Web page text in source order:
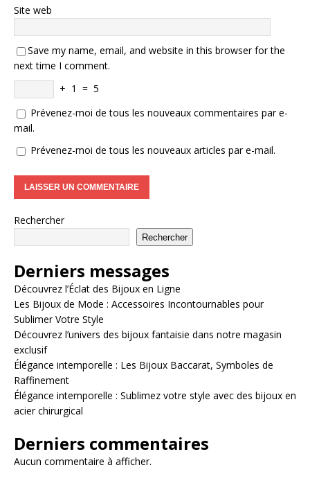
Site web
Save my name, email, and website in this browser for the
next time I comment.
+ 1 = 5
Prévenez-moi de tous les nouveaux commentaires par e-
mail.
Prévenez-moi de tous les nouveaux articles par e-mail.
Rechercher
Rechercher
Derniers messages
Découvrez l’Éclat des Bijoux en Ligne
Les Bijoux de Mode : Accessoires Incontournables pour
Sublimer Votre Style
Découvrez l’univers des bijoux fantaisie dans notre magasin
exclusif
Élégance intemporelle : Les Bijoux Baccarat, Symboles de
Raffinement
Élégance intemporelle : Sublimez votre style avec des bijoux en
acier chirurgical
Derniers commentaires
Aucun commentaire à afficher.